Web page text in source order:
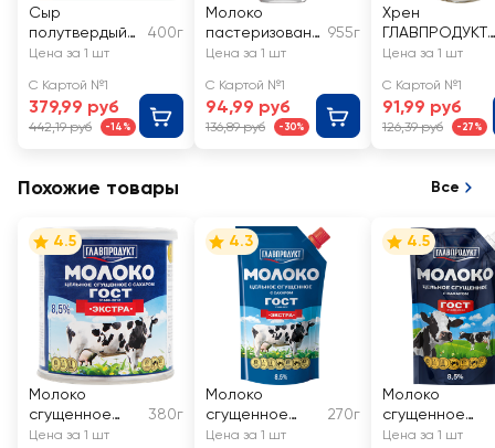
Сыр
полутвердый
HOCHLAND
50%, без змж
400г
Цена за 1 шт
С Картой №1
379,99 руб
442,19 руб -14%
Молоко
пастеризованн
ое ДОМИК В
без змж
955г
Цена за 1 шт
С Картой №1
94,99 руб
136,89 руб -30%
Хрен
ГЛАВПРОДУКТ
Русский
Цена за 1 шт
С Картой №1
91,99 руб
126,39 руб -27%
Похожие товары Все
4.5
Молоко
сгущенное
ГЛАВПРОДУКТ
380г
Цена за 1 шт
4.3
Молоко
сгущенное
ГЛАВПРОДУКТ
270г
Цена за 1 шт
4.5
Молоко
сгущенное
ГЛАВПРОДУКТ
Цена за 1 шт